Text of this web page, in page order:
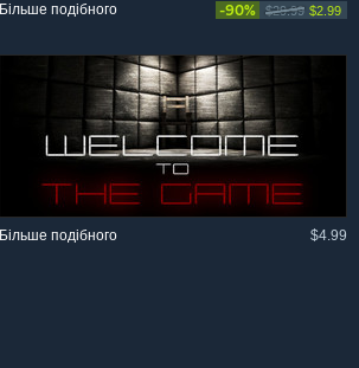
-90% $29.99 $2.99
Більше подібного
$4.99
Більше подібного